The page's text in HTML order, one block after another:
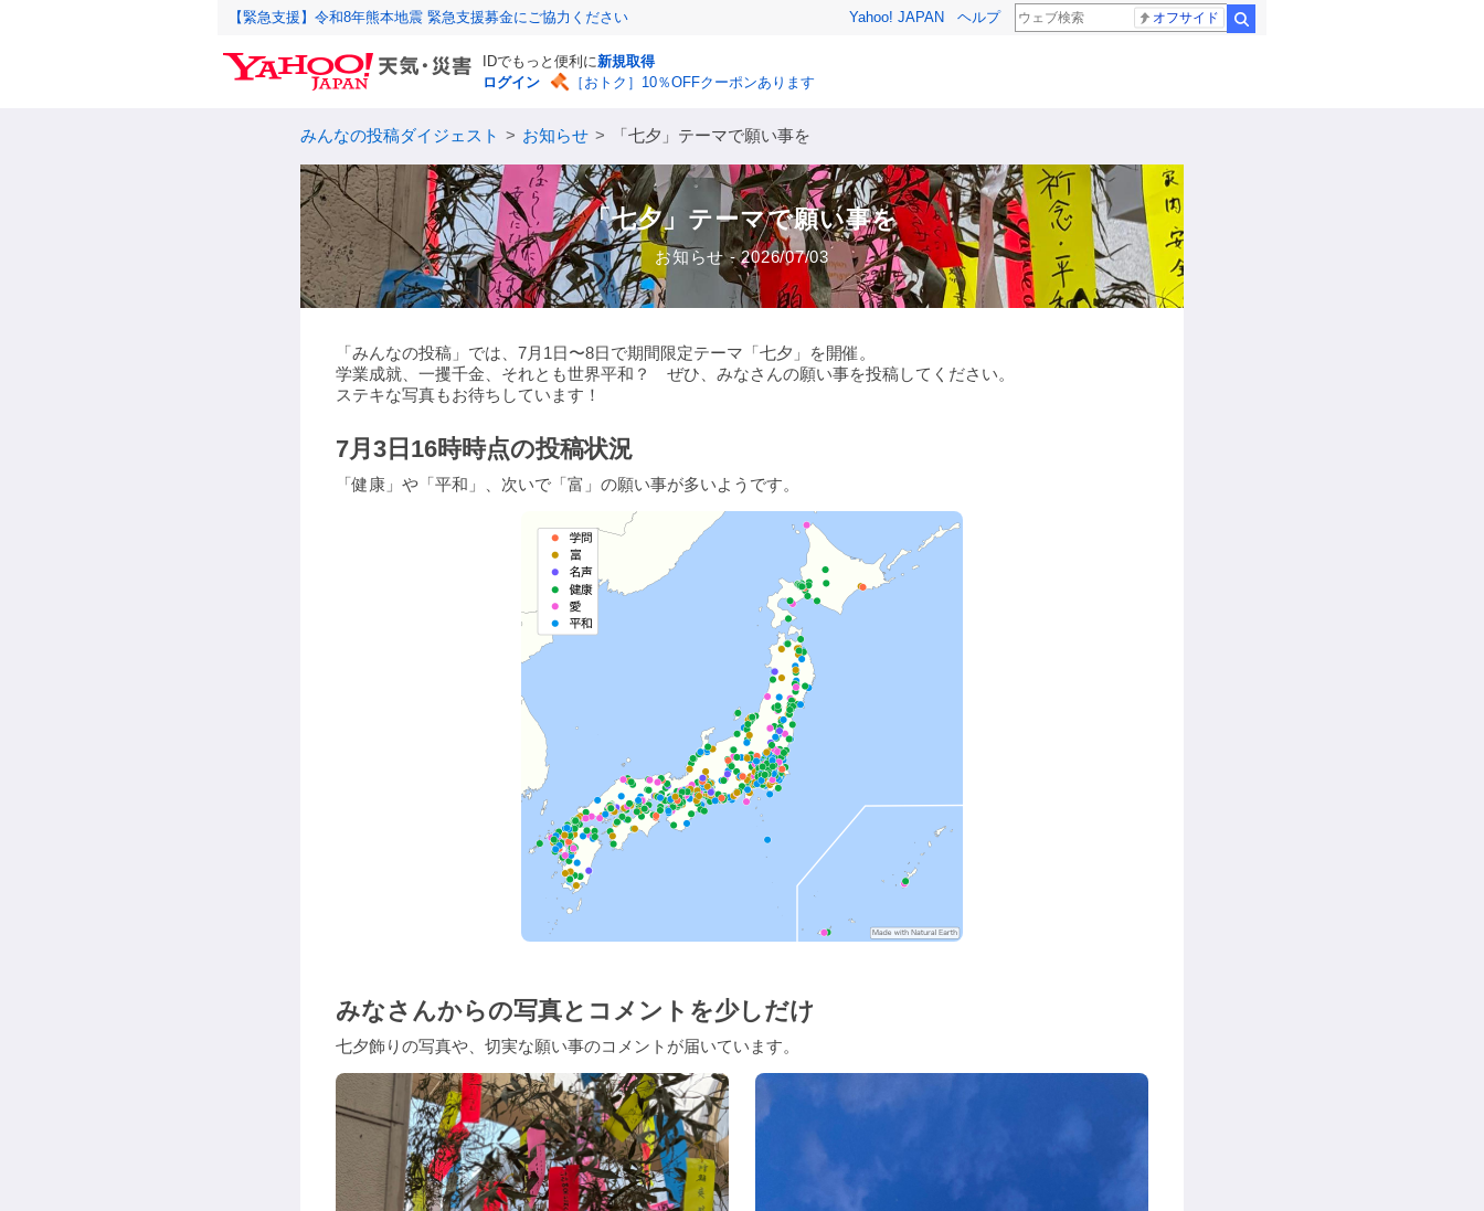
【緊急支援】令和8年熊本地震 緊急支援募金にご協力ください Yahoo! JAPAN ヘルプ オフサイド
IDでもっと便利に新規取得
ログイン
［おトク］10％OFFクーポンあります
みんなの投稿ダイジェスト > お知らせ > 「七夕」テーマで願い事を
「七夕」テーマで願い事を
お知らせ - 2026/07/03
「みんなの投稿」では、7月1日〜8日で期間限定テーマ「七夕」を開催。
学業成就、一攫千金、それとも世界平和？ ぜひ、みなさんの願い事を投稿してください。
ステキな写真もお待ちしています！
7月3日16時時点の投稿状況
「健康」や「平和」、次いで「富」の願い事が多いようです。
みなさんからの写真とコメントを少しだけ
七夕飾りの写真や、切実な願い事のコメントが届いています。